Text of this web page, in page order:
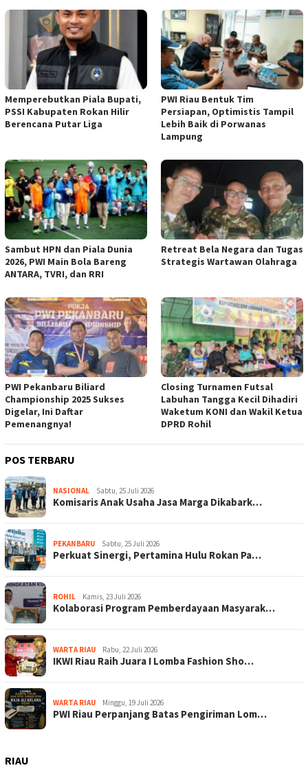
Memperebutkan Piala Bupati,
PSSI Kabupaten Rokan Hilir
Berencana Putar Liga
PWI Riau Bentuk Tim
Persiapan, Optimistis Tampil
Lebih Baik di Porwanas
Lampung
Sambut HPN dan Piala Dunia
2026, PWI Main Bola Bareng
ANTARA, TVRI, dan RRI
Retreat Bela Negara dan Tugas
Strategis Wartawan Olahraga
PWI Pekanbaru Biliard
Championship 2025 Sukses
Digelar, Ini Daftar
Pemenangnya!
Closing Turnamen Futsal
Labuhan Tangga Kecil Dihadiri
Waketum KONI dan Wakil Ketua
DPRD Rohil
POS TERBARU
NASIONAL Sabtu, 25 Juli 2026
Komisaris Anak Usaha Jasa Marga Dikabark…
PEKANBARU Sabtu, 25 Juli 2026
Perkuat Sinergi, Pertamina Hulu Rokan Pa…
ROHIL Kamis, 23 Juli 2026
Kolaborasi Program Pemberdayaan Masyarak…
WARTA RIAU Rabu, 22 Juli 2026
IKWI Riau Raih Juara I Lomba Fashion Sho…
WARTA RIAU Minggu, 19 Juli 2026
PWI Riau Perpanjang Batas Pengiriman Lom…
RIAU